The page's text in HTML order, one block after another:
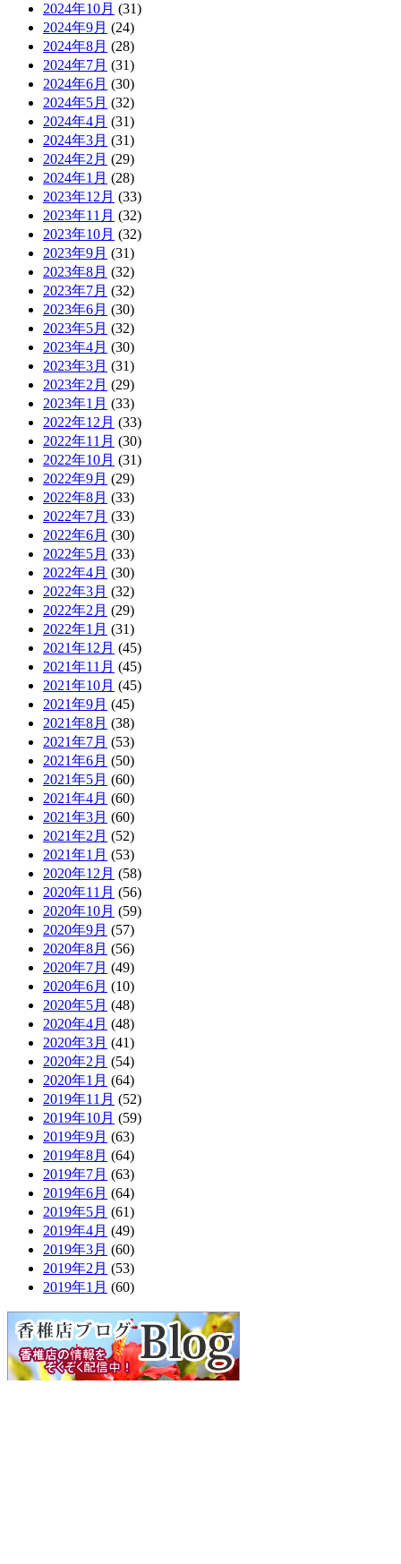
2024年10月 (31)
2024年9月 (24)
2024年8月 (28)
2024年7月 (31)
2024年6月 (30)
2024年5月 (32)
2024年4月 (31)
2024年3月 (31)
2024年2月 (29)
2024年1月 (28)
2023年12月 (33)
2023年11月 (32)
2023年10月 (32)
2023年9月 (31)
2023年8月 (32)
2023年7月 (32)
2023年6月 (30)
2023年5月 (32)
2023年4月 (30)
2023年3月 (31)
2023年2月 (29)
2023年1月 (33)
2022年12月 (33)
2022年11月 (30)
2022年10月 (31)
2022年9月 (29)
2022年8月 (33)
2022年7月 (33)
2022年6月 (30)
2022年5月 (33)
2022年4月 (30)
2022年3月 (32)
2022年2月 (29)
2022年1月 (31)
2021年12月 (45)
2021年11月 (45)
2021年10月 (45)
2021年9月 (45)
2021年8月 (38)
2021年7月 (53)
2021年6月 (50)
2021年5月 (60)
2021年4月 (60)
2021年3月 (60)
2021年2月 (52)
2021年1月 (53)
2020年12月 (58)
2020年11月 (56)
2020年10月 (59)
2020年9月 (57)
2020年8月 (56)
2020年7月 (49)
2020年6月 (10)
2020年5月 (48)
2020年4月 (48)
2020年3月 (41)
2020年2月 (54)
2020年1月 (64)
2019年11月 (52)
2019年10月 (59)
2019年9月 (63)
2019年8月 (64)
2019年7月 (63)
2019年6月 (64)
2019年5月 (61)
2019年4月 (49)
2019年3月 (60)
2019年2月 (53)
2019年1月 (60)